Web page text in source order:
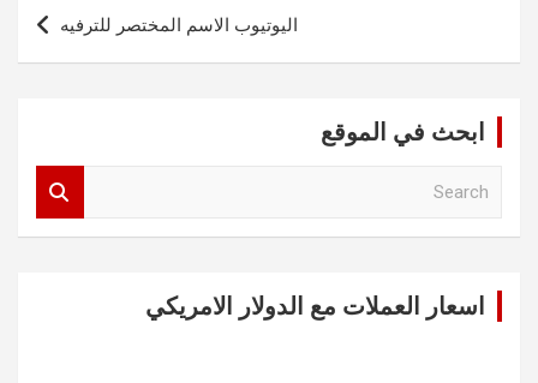
اليوتيوب الاسم المختصر للترفيه
ابحث في الموقع
اسعار العملات مع الدولار الامريكي